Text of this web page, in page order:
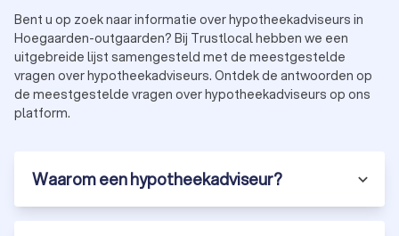
Bent u op zoek naar informatie over hypotheekadviseurs in
Hoegaarden-outgaarden? Bij Trustlocal hebben we een
uitgebreide lijst samengesteld met de meestgestelde
vragen over hypotheekadviseurs. Ontdek de antwoorden op
de meestgestelde vragen over hypotheekadviseurs op ons
platform.
Waarom een hypotheekadviseur?